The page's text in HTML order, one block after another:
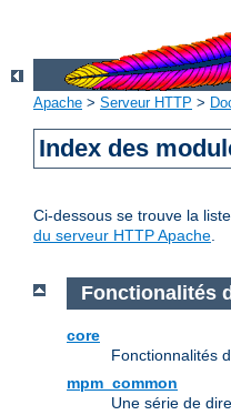
Apache > Serveur HTTP >
Index des
Ci-dessous se trouve la
du serveur HTTP Apache.
Fonctionalités
core
Fonctionnalités
mpm_common
Une série de